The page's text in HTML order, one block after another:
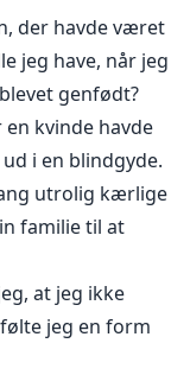
der havde været
jeg have, når jeg
genfødt?
en kvinde havde
i en blindgyde.
utrolig kærlige
familie til at
at jeg ikke
jeg en form